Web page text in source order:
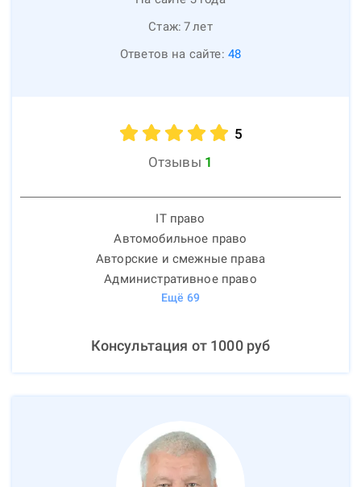
Стаж: 7лет
Ответов на сайте: 48
5
Отзывы 1
IT право
Автомобильное право
Авторские и смежные права
Административное право
Ещё 69
Консультация от 1000руб